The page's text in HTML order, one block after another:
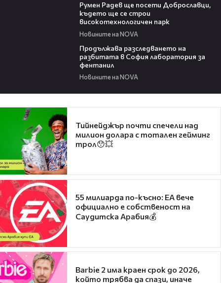
Румен Радев ще посети Доброславци,
където ще се строи
високотехнологичен парк
Новините на NOVA
Продължава разследването на
разбитата в София лаборатория за
фентанил
Новините на NOVA
Тийнейджър почти спечели над
милион долара с тотален гейминг
трол😯💥
55 милиарда по-късно: EA вече
официално е собственост на
Саудитска Арабия💰
Barbie 2 има краен срок до 2026,
който трябва да спази, иначе